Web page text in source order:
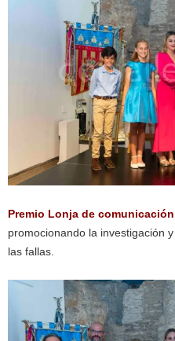
Premio Lonja de comunicación
promocionando la investigación
las fallas.